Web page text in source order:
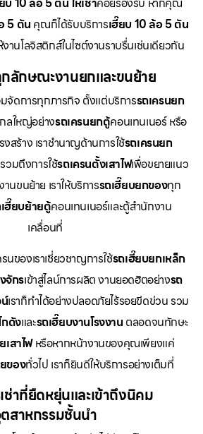
5 ตัน คุณก็ได้รับบริการเฮี๊ยบ 10 ล้อ 5 ตัน
งานโลจิสติกส์ในไซต์งานราบรื่นเช่นเดียวกัน
ลักษณะงานยกและขนย้าย
มจัดการทุกภารกิจ ตั้งแต่บริการรถเครนยก
ลใหญ่อย่างรถเครนยกตู้คอนเทนเนอร์ หรือ
งสร้าง เราชำนาญด้านการใช้รถเครนยก
วมถึงการใช้รถเครนตั้งเสาไฟเพื่อขยายแนว
นขนย้าย เราให้บริการรถเฮี๊ยบยกของทุก
ฮี๊ยบย้ายตู้คอนเทนเนอร์และตู้สำนักงาน
เคลื่อนที่
ของเราเชี่ยวชาญการใช้รถเฮี๊ยบยกเหล็ก
จักรเข้าสู่ไลน์การผลิต งานยอดฮิตอย่างรถ
เราก็ทำได้อย่างปลอดภัยไร้รอยขีดข่วน รวม
ดังและรถเฮี๊ยบงานโรงงาน ตลอดจนทักษะ
เสาไฟหรือหากหน้างานของคุณเพียงแค่
ของทั่วไป เราก็ยินดีให้บริการอย่างเต็มที่
ช่าที่ยืดหยุ่นและเข้าถึงนิคม
สาหกรรมชั้นนำ